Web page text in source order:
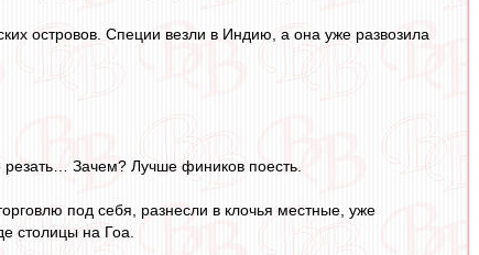
островов. Специи везли в Индию, а она уже развозила
резать… Зачем? Лучше фиников поесть.
под себя, разнесли в клочья местные, уже
столицы на Гоа.